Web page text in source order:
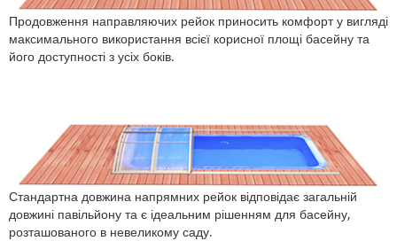
Продовження направляючих рейок приносить комфорт у вигляді
максимального використання всієї корисної площі басейну та
його доступності з усіх боків.
Стандартна довжина напрямних рейок відповідає загальній
довжині павільйону та є ідеальним рішенням для басейну,
розташованого в невеликому саду.